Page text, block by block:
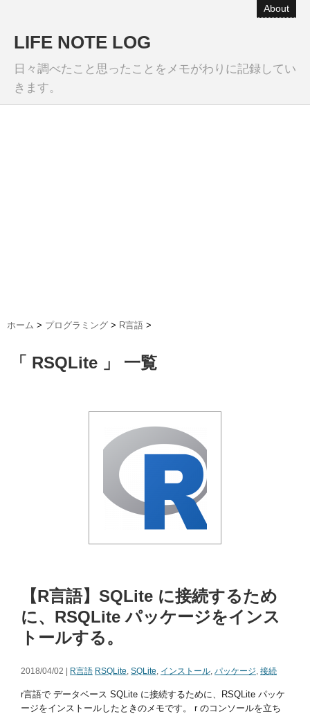
About
LIFE NOTE LOG
日々調べたこと思ったことをメモがわりに記録してい
きます。
ホーム > プログラミング > R言語 >
「 RSQLite 」 一覧
【R言語】SQLite に接続するため
に、RSQLite パッケージをインス
トールする。
2018/04/02 | R言語 RSQLite, SQLite, インストール, パッケージ, 接続
r言語で データベース SQLite に接続するために、RSQLite パッケ
ージをインストールしたときのメモです。 r のコンソールを立ち